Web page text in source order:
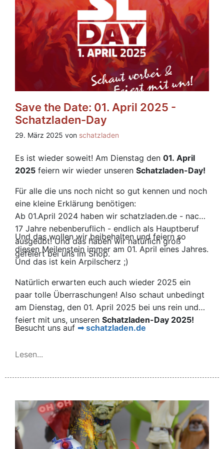
Streetfood Area gibt es weitere Stände, einen
Nerd-Flohmarkt sowie abwechslungsreiches
Streetfood und Snacks.
Save the Date: 01. April 2025 -
Schatzladen-Day
29. März 2025 von schatzladen
Es ist wieder soweit! Am Dienstag den 01. April
2025 feiern wir wieder unseren Schatzladen-Day!
Für alle die uns noch nicht so gut kennen und noch
eine kleine Erklärung benötigen:
Ab 01.April 2024 haben wir schatzladen.de - nach
17 Jahre nebenberuflich - endlich als Hauptberuf
ausgeübt! Und das haben wir natürlich groß
gefeiert bei uns im Shop.
Und das wollen wir beibehalten und feiern so
diesen Meilenstein immer am 01. April eines Jahres.
Und das ist kein Arpilscherz ;)
Natürlich erwarten euch auch wieder 2025 ein
paar tolle Überraschungen! Also schaut unbedingt
am Dienstag, den 01. April 2025 bei uns rein und
feiert mit uns, unseren Schatzladen-Day 2025!
Besucht uns auf
schatzladen.de
Lesen...